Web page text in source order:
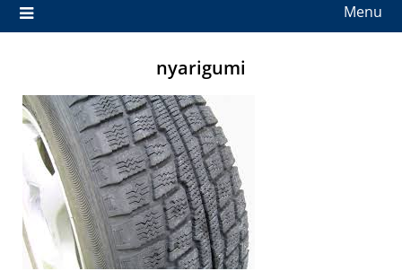
Menu
nyarigumi